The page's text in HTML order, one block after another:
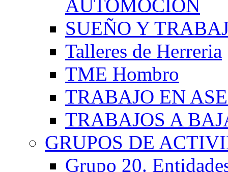
AUTOMOCIÓN
SUEÑO Y
Talleres de Herreria
TME Hombro
TRABAJO EN
TRABAJOS A
GRUPOS DE
Grupo 20.